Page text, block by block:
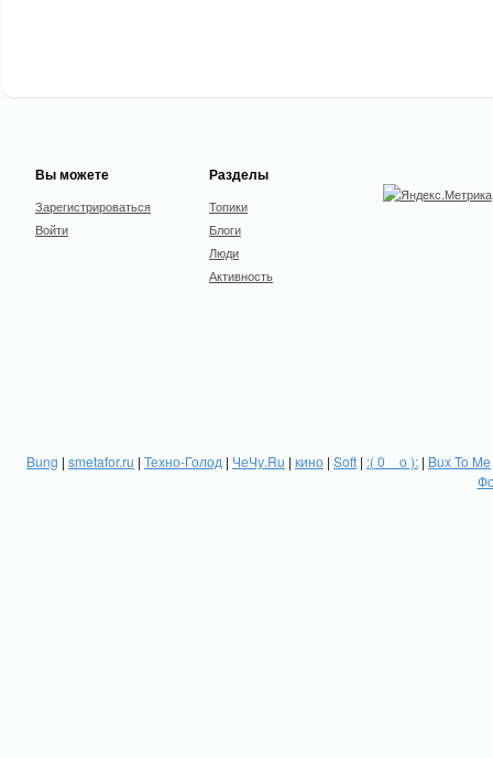
Вы можете
Зарегистрироваться
Войти
Разделы
Топики
Блоги
Люди
Активность
Bung | smetafor.ru | Техно-Голод | ЧеЧу.Ru | кино | Soft | :( 0 _ о ): | Bux To Me